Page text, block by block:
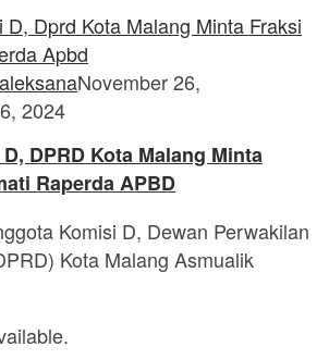
November 26,
2024
DPRD Kota Malang Minta
Raperda APBD
Komisi D, Dewan Perwakilan
Kota Malang Asmualik